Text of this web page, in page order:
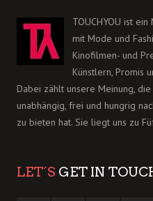
TOUCHYOU ist
mit Mode und
Kinofilmen- und
Künstlern, Promis
Dabei zählt unsere Meinung,
unabhängig, frei und hungrig
zu bieten hat. Sie liegt uns zu
LET´S GET IN